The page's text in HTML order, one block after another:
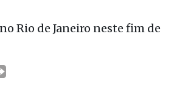
Rio de Janeiro neste fim de